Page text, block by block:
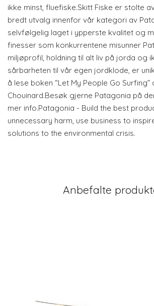
ikke minst, fluefiske.Skitt Fiske er stolte
bredt utvalg innenfor vår kategori av
selvfølgelig laget i ypperste kvalitet og
finesser som konkurrentene misunner
miljøprofil, holdning til alt liv på jorda og
sårbarheten til vår egen jordklode, er
å lese boken “Let My People Go Surfing”
Chouinard.Besøk gjerne Patagonia på
mer info.Patagonia - Build the best
unnecessary harm, use business to
solutions to the environmental crisis.
Anbefalte